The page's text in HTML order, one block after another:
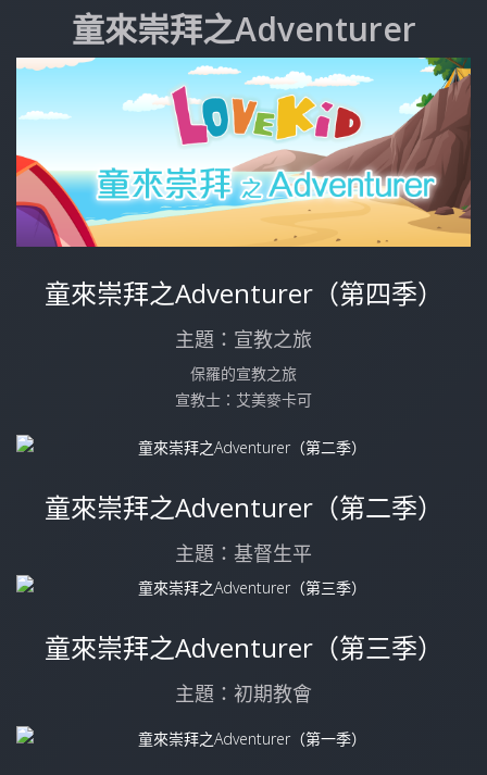
童來崇拜之Adventurer
童來崇拜之Adventurer（第四季）
主題：宣教之旅
保羅的宣教之旅
宣教士：艾美麥卡可
童來崇拜之Adventurer（第二季）
主題：基督生平
童來崇拜之Adventurer（第三季）
主題：初期教會